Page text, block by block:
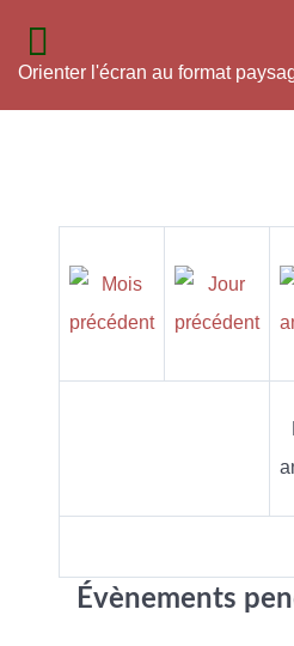
Orienter l'écran au format
Évènements